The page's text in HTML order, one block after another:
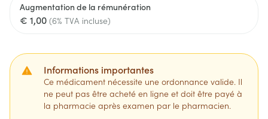
Augmentation de la rémunération
€ 1,00 (6% TVA incluse)
Informations importantes
Ce médicament nécessite une ordonnance valide. Il
ne peut pas être acheté en ligne et doit être payé à
la pharmacie après examen par le pharmacien.